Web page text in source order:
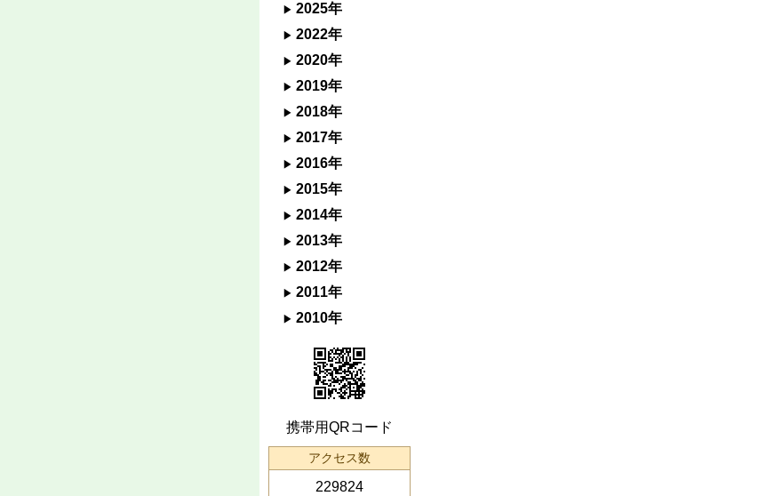
2025年
2022年
2020年
2019年
2018年
2017年
2016年
2015年
2014年
2013年
2012年
2011年
2010年
携帯用QRコード
アクセス数
229824